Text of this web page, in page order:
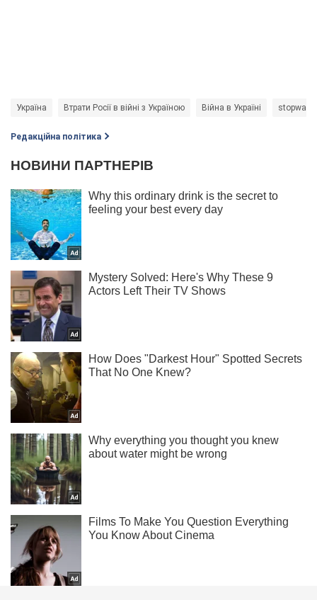
Україна Втрати Росії в війні з Україною Війна в Україні stopwar
Редакційна політика